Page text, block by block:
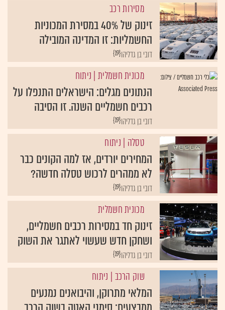
מסירות רכב
זינוק של 40% במסירת המכוניות
החשמליות: זו המדינה המובילה
{19}דובי בן גדליהו
מכונית חשמלית| ניתוח
הנתונים מגלים: הישראלים התנפלו על
רכבים חשמליים השנה. זו הסיבה
{19}דובי בן גדליהו
טסלה | ניתוח
המחירים יורדים, אז למה הקונים כבר
לא ממהרים לרכוש טסלה חדשה?
{19}דובי בן גדליהו
מכונית חשמלית
זינוק חד במסירות רכבים חשמליים,
ושחקן חדש שעשוי לאתגר את השוק
{19}דובי בן גדליהו
שוק הרכב | ניתוח
המלאי מתרוקן, והיבואנים נמנעים